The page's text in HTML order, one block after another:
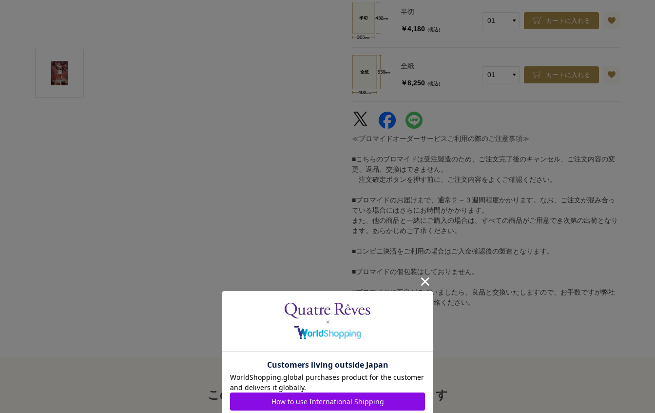
半切
￥4,180 (税込)
カートに入れる
全紙
￥8,250 (税込)
カートに入れる
≪ブロマイドオーダーサービスご利用の際のご注意事項≫
■こちらのブロマイドは受注製造のため、ご注文完了後のキャンセル、ご注文内容の変
更、返品、交換はできません。
注文確定ボタンを押す前に、ご注文内容をよくご確認ください。
■ブロマイドのお届けまで、通常２～３週間程度かかります。なお、ご注文が混み合っ
ている場合にはさらにお時間がかかります。
また、他の商品と一緒にご購入の場合は、すべての商品がご用意でき次第の出荷となり
ます。あらかじめご了承ください。
■コンビニ決済をご利用の場合はご入金確認後の製造となります。
■ブロマイドの個包装はしておりません。
■ブロマイドに不良がございましたら、良品と交換いたしますので、お手数ですが弊社
カスタマーセンターへご連絡ください。
この商品を見た人はこんな商品も見ています